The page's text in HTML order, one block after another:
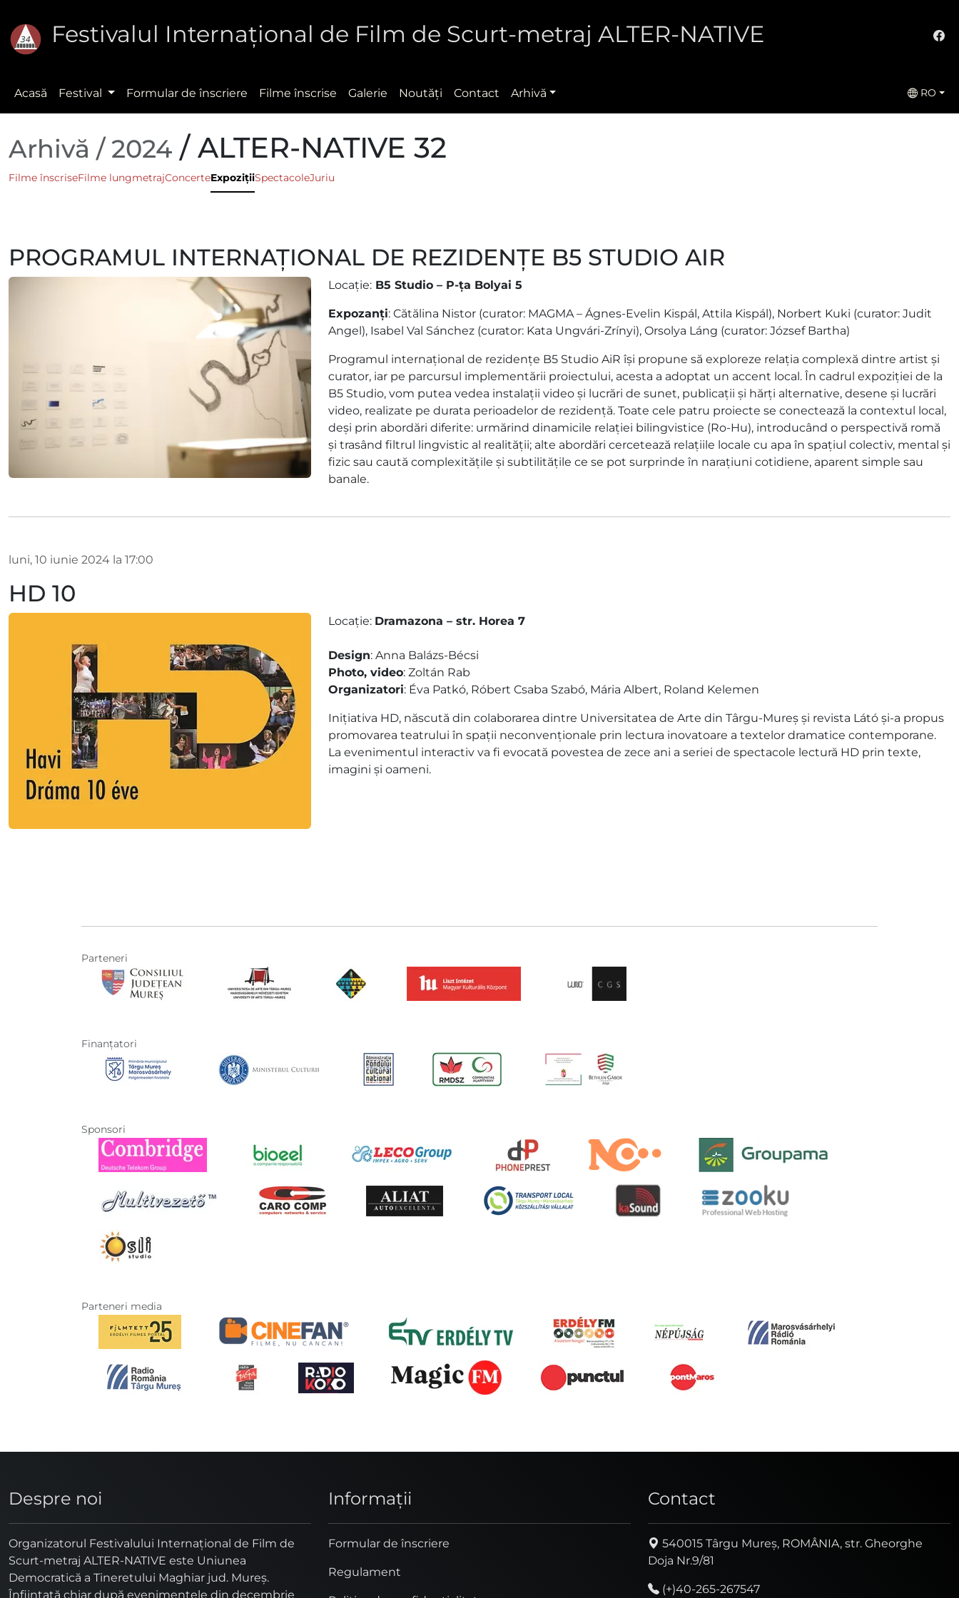
Festivalul Internaţional de Film de Scurt-metraj ALTER-NATIVE
Acasă Festival Formular de înscriere Filme înscrise Galerie Noutăţi Contact Arhivă RO
Arhivă / 2024 / ALTER-NATIVE 32
Filme înscriseFilme lungmetrajConcerteExpozițiiSpectacoleJuriu
PROGRAMUL INTERNAȚIONAL DE REZIDENȚE B5 STUDIO AIR
Locaţie: B5 Studio – P-ţa Bolyai 5
Expozanți: Cătălina Nistor (curator: MAGMA – Ágnes-Evelin Kispál, Attila Kispál), Norbert Kuki (curator: Judit
Angel), Isabel Val Sánchez (curator: Kata Ungvári-Zrínyi), Orsolya Láng (curator: József Bartha)
Programul internațional de rezidențe B5 Studio AiR își propune să exploreze relația complexă dintre artist și
curator, iar pe parcursul implementării proiectului, acesta a adoptat un accent local. În cadrul expoziției de la
B5 Studio, vom putea vedea instalații video și lucrări de sunet, publicații și hărți alternative, desene și lucrări
video, realizate pe durata perioadelor de rezidență. Toate cele patru proiecte se conectează la contextul local,
deși prin abordări diferite: urmărind dinamicile relației bilingvistice (Ro-Hu), introducând o perspectivă romă
și trasând filtrul lingvistic al realității; alte abordări cercetează relațiile locale cu apa în spațiul colectiv, mental și
fizic sau caută complexitățile și subtilitățile ce se pot surprinde în narațiuni cotidiene, aparent simple sau
banale.
luni, 10 iunie 2024 la 17:00
HD 10
Locaţie: Dramazona – str. Horea 7
Design: Anna Balázs-Bécsi
Photo, video: Zoltán Rab
Organizatori: Éva Patkó, Róbert Csaba Szabó, Mária Albert, Roland Kelemen
Inițiativa HD, născută din colaborarea dintre Universitatea de Arte din Târgu-Mureş și revista Látó și-a propus
promovarea teatrului în spații neconvenționale prin lectura inovatoare a textelor dramatice contemporane.
La evenimentul interactiv va fi evocată povestea de zece ani a seriei de spectacole lectură HD prin texte,
imagini și oameni.
Parteneri
Finanţatori
Sponsori
Parteneri media
Despre noi
Organizatorul Festivalului Internaţional de Film de
Scurt-metraj ALTER-NATIVE este Uniunea
Democratică a Tineretului Maghiar jud. Mureş.
Înfiinţată chiar după evenimentele din decembrie
Informaţii
Formular de înscriere
Regulament
Contact
540015 Târgu Mureș, ROMÂNIA, str. Gheorghe
Doja Nr.9/81
(+)40-265-267547